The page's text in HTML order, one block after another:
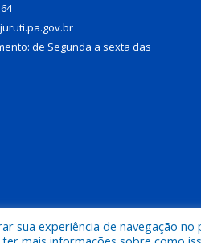
de Segunda a sexta das
a Prefeitura Municipal de
sua experiência de navegação